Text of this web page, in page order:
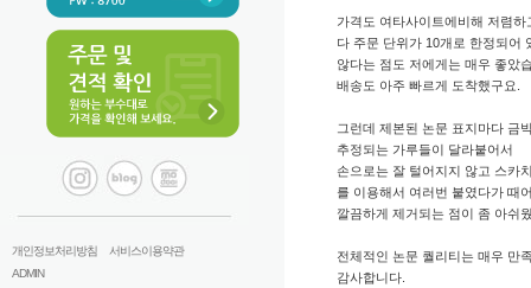
개인정보처리방침
서비스이용약관
ADMIN
가격도 여타사이트에비해 저렴하
다 주문 단위가 10개로 한정되어
않다는 점도 저에게는 매우 좋았
배송도 아주 빠르게 도착했구요.
그런데 제본된 논문 표지마다 금
추정되는 가루들이 달라붙어서
손으로는 잘 털어지지 않고 스카
를 이용해서 여러번 붙였다가 때
깔끔하게 제거되는 점이 좀 아쉬
전체적인 논문 퀄리티는 매우 만
감사합니다.